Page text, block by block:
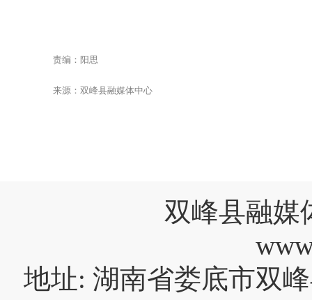
责编：阳思
来源：双峰县融媒体中心
双峰县融媒
地址: 湖南省娄底市双